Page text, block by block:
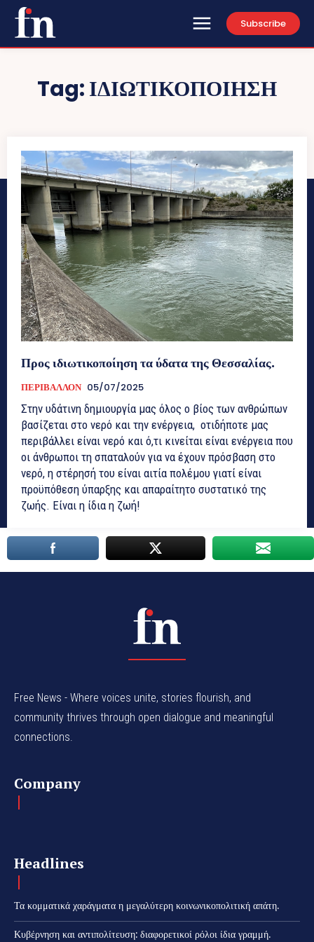
Subscribe
Tag:ΙΔΙΩΤΙΚΟΠΟΙΗΣΗ
Προς ιδιωτικοποίηση τα ύδατα της Θεσσαλίας.
ΠΕΡΙΒΑΛΛΟΝ 05/07/2025
Στην υδάτινη δημιουργία μας όλος ο βίος των ανθρώπων
βασίζεται στο νερό και την ενέργεια, οτιδήποτε μας
περιβάλλει είναι νερό και ό,τι κινείται είναι ενέργεια που
οι άνθρωποι τη σπαταλούν για να έχουν πρόσβαση στο
νερό, η στέρησή του είναι αιτία πολέμου γιατί είναι
προϋπόθεση ύπαρξης και απαραίτητο συστατικό της
ζωής. Είναι η ίδια η ζωή!
Free News - Where voices unite, stories flourish, and
community thrives through open dialogue and meaningful
connections.
Company
Headlines
Τα κομματικά χαράγματα η μεγαλύτερη κοινωνικοπολιτική απάτη.
Κυβέρνηση και αντιπολίτευση: διαφορετικοί ρόλοι ίδια γραμμή.